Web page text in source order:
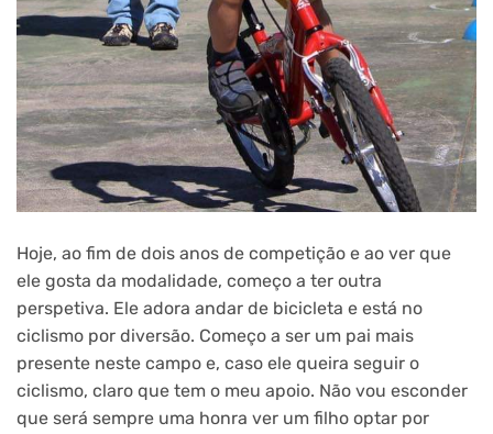
Hoje, ao fim de dois anos de competição e ao ver que
ele gosta da modalidade, começo a ter outra
perspetiva. Ele adora andar de bicicleta e está no
ciclismo por diversão. Começo a ser um pai mais
presente neste campo e, caso ele queira seguir o
ciclismo, claro que tem o meu apoio. Não vou esconder
que será sempre uma honra ver um filho optar por